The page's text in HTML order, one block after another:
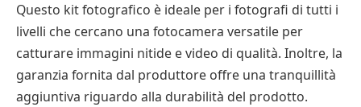
Questo kit fotografico è ideale per i fotografi di tutti i
livelli che cercano una fotocamera versatile per
catturare immagini nitide e video di qualità. Inoltre, la
garanzia fornita dal produttore offre una tranquillità
aggiuntiva riguardo alla durabilità del prodotto.